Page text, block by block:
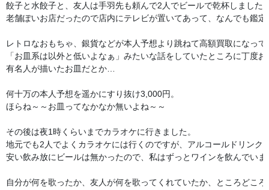
餃子と水餃子と、友人は手羽先も頼んで2人でビールで乾杯しました
老舗ぽいお店だったので店内にテレビが置いてあって、なんでも鑑
レトロなおもちゃ、銀貨などが本人予想より跳ねて高額買取になって
「お皿系は以外と低いよなぁ」みたいな話をしていたところに丁度
有名人が描いたお皿だとか…
何十万の本人予想を遥かにすり抜け3,000円。
ほらね～～お皿ってなかなか無いよね～～
その後は夜1時くらいまでカラオケに行きました。
地元でも2人でよくカラオケには行くのですが、アルコールドリンク
安い飲み放にビールは無かったので、私はずっとワインを飲んでいま
自分が何を歌ったか、友人が何を歌ってくれていたか、ところどこ